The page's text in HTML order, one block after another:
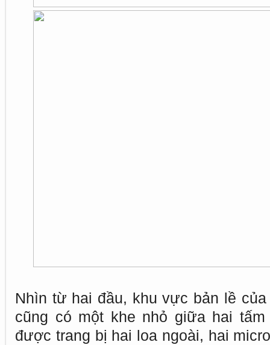
Nhìn từ hai đầu, khu vực bản lề
cũng có một khe nhỏ giữa hai
được trang bị hai loa ngoài, hai